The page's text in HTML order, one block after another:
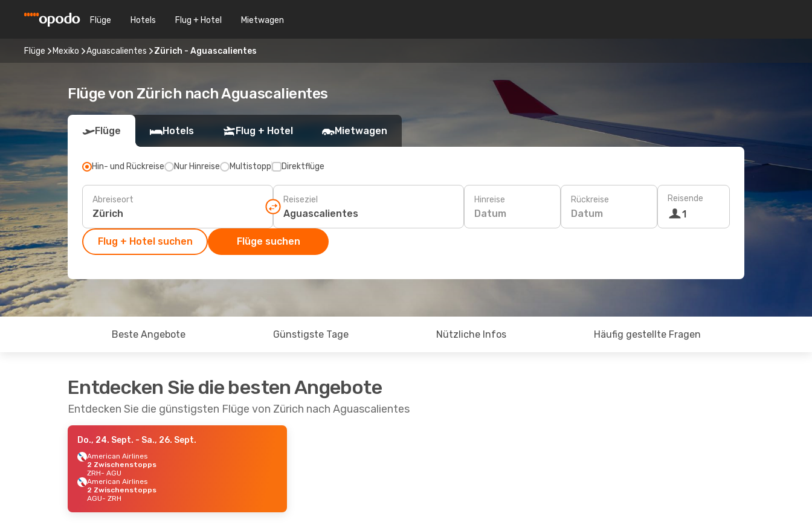
Flüge Hotels Flug + Hotel Mietwagen
Flüge Mexiko Aguascalientes Zürich - Aguascalientes
Flüge von Zürich nach Aguascalientes
Flüge Hotels Flug + Hotel Mietwagen
Hin- und Rückreise Nur Hinreise Multistopp Direktflüge
Abreiseort Reiseziel Hinreise
Datum
Rückreise
Datum
Reisende
1
Flug + Hotel suchen Flüge suchen
Beste Angebote Günstigste Tage Nützliche Infos Häufig gestellte Fragen
Entdecken Sie die besten Angebote
Entdecken Sie die günstigsten Flüge von Zürich nach Aguascalientes
Do., 24. Sept. - Sa., 26. Sept.
American Airlines
2 Zwischenstopps
ZRH- AGU
American Airlines
2 Zwischenstopps
AGU- ZRH